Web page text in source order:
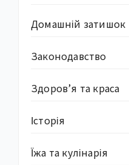
Домашній затишок
Законодавство
Здоров’я та краса
Історія
Їжа та кулінарія